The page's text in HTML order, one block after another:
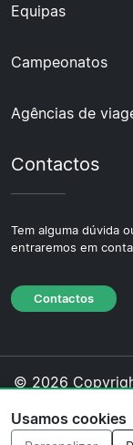
Equipas
Campeonatos
Agências de
Contactos
Tem alguma dúvida
entraremos em
Contactos
© 2026
Usamos cookies